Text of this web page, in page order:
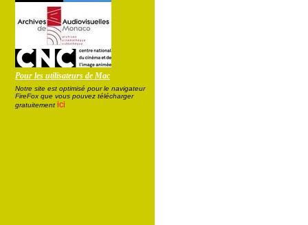
Pour les utilisateurs de Mac
Notre site est optimisé pour le navigateur
FireFox que vous pouvez télécharger
gratuitement ici